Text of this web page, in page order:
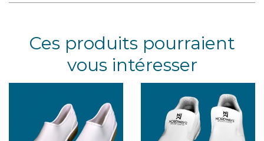
Ces produits pourraient
vous intéresser